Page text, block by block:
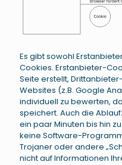
Es gibt sowohl
Cookies. Erstanbieter-
Seite erstellt,
Websites (z.B. Google
individuell zu bewerten,
speichert. Auch die
ein paar Minuten bis hin
keine Software-
Trojaner oder andere
nicht auf Informationen